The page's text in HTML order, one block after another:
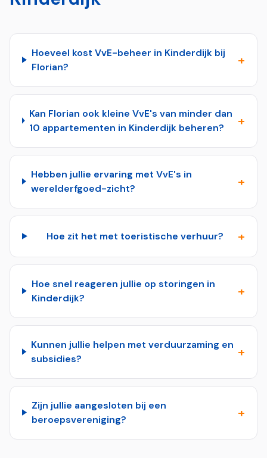
Hoeveel kost VvE-beheer in Kinderdijk bij
Florian?
+
Kan Florian ook kleine VvE's van minder dan
10 appartementen in Kinderdijk beheren?
+
Hebben jullie ervaring met VvE's in
werelderfgoed-zicht?
+
Hoe zit het met toeristische verhuur? +
Hoe snel reageren jullie op storingen in
Kinderdijk?
+
Kunnen jullie helpen met verduurzaming en
subsidies?
+
Zijn jullie aangesloten bij een
beroepsvereniging?
+